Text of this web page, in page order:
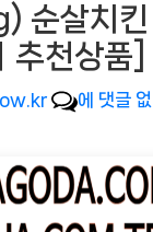
순살치킨
천상품]
[잇
우
ㅣ
에 댓글 없